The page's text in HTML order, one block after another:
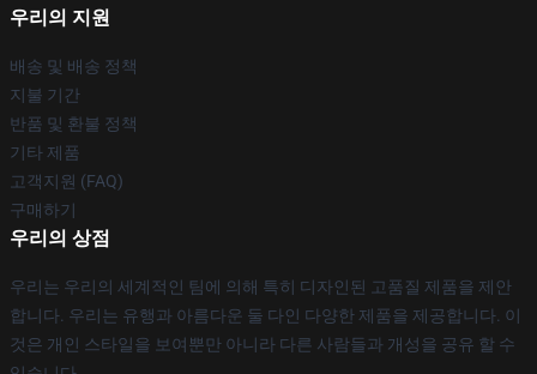
우리의 지원
배송 및 배송 정책
지불 기간
반품 및 환불 정책
기타 제품
고객지원 (FAQ)
구매하기
우리의 상점
우리는 우리의 세계적인 팀에 의해 특히 디자인된 고품질 제품을 제안
합니다. 우리는 유행과 아름다운 둘 다인 다양한 제품을 제공합니다. 이
것은 개인 스타일을 보여뿐만 아니라 다른 사람들과 개성을 공유 할 수